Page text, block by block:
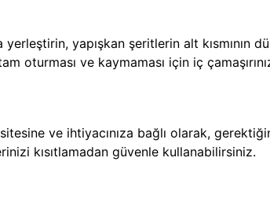
yerleştirin, yapışkan şeritlerin alt
oturması ve kaymaması için iç
ve ihtiyacınıza bağlı olarak,
kısıtlamadan güvenle kullanabilirsiniz.